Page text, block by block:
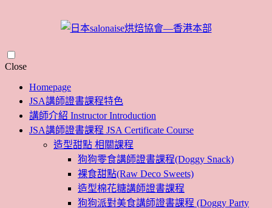
CloseSkip
content
Homepage
JSA講師證書課程特色
講師介紹 Instructor Introduction
JSA講師證書課程 JSA Certificate Course
造型甜點 相關課程
狗狗零食講師證書課程(Doggy Snack)
裸食甜點(Raw Deco Sweets)
造型棉花糖講師證書課程
狗狗派對美食講師證書課程 (Doggy Party